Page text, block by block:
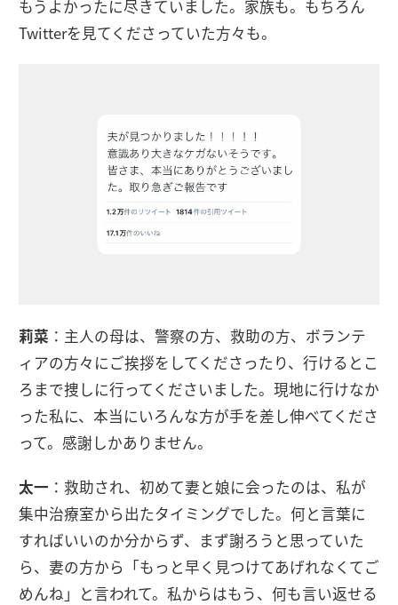
もうよかったに尽きていました。家族も。もちろん
Twitterを見てくださっていた方々も。
莉菜 ：主人の母は、警察の方、救助の方、ボランテ
ィアの方々にご挨拶をしてくださったり、行けるとこ
ろまで捜しに行ってくださいました。現地に行けなか
った私に、本当にいろんな方が手を差し伸べてくださ
って。感謝しかありません。
太一 ：救助され、初めて妻と娘に会ったのは、私が
集中治療室から出たタイミングでした。何と言葉に
すればいいのか分からず、まず謝ろうと思っていた
ら、妻の方から「もっと早く見つけてあげれなくてご
めんね」と言われて。私からはもう、何も言い返せる